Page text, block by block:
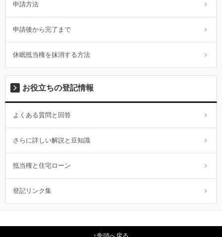
申請方法
申請後から完了まで
休眠抵当権を抹消する方法
お役立ちの登記情報
よくある質問と回答
さらに詳しい解説と豆知識
抵当権と住宅ローン
登記リンク集